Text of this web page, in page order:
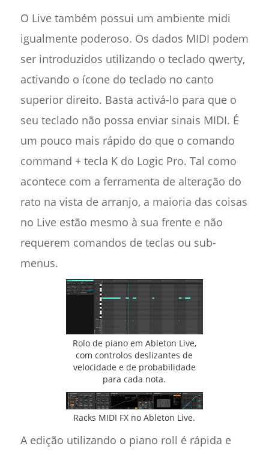
O Live também possui um ambiente midi
igualmente poderoso. Os dados MIDI podem
ser introduzidos utilizando o teclado qwerty,
activando o ícone do teclado no canto
superior direito. Basta activá-lo para que o
seu teclado não possa enviar sinais MIDI. É
um pouco mais rápido do que o comando
command + tecla K do Logic Pro. Tal como
acontece com a ferramenta de alteração do
rato na vista de arranjo, a maioria das coisas
no Live estão mesmo à sua frente e não
requerem comandos de teclas ou sub-
menus.
Rolo de piano em Ableton Live,
com controlos deslizantes de
velocidade e de probabilidade
para cada nota.
Racks MIDI FX no Ableton Live.
A edição utilizando o piano roll é rápida e